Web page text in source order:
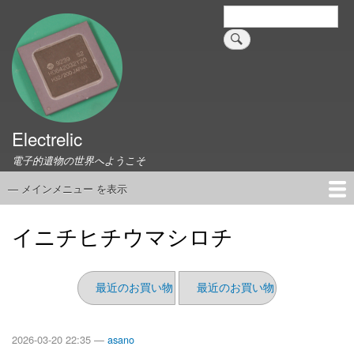
検
索
Electrelic
電子的遺物の世界へようこそ
メ
— メインメニュー を表示
イニチヒチウマシロチ
最近のお買い物（2026/03）はパスします
最近のお買い物（2026/02）
2026-03-20 22:35 — asano